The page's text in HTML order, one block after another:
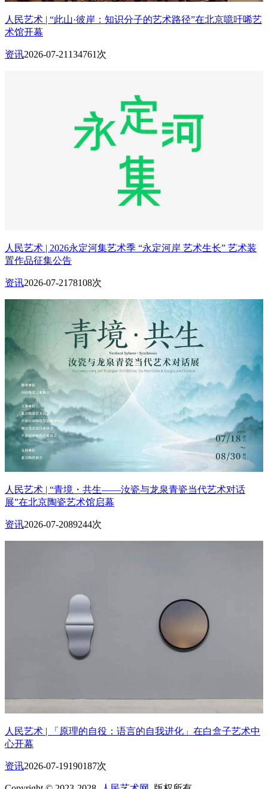
人民艺术 | “此山·彼岸：知识分子的艺术路径”在北京噫吁唏艺
术馆开幕
资讯2026-07-21 134761次
人民艺术 | 2026永定河集艺术季 “永定河岸 艺术生长” 艺术装
置作品征集公告
资讯2026-07-21 78108次
人民艺术 | “青境・共生——汝瓷与龙泉青瓷当代艺术对话
展”在北京陶瓷艺术馆启幕
资讯2026-07-2089244次
人民艺术 | 「原理的自役：语言的自我进化」在白盒子艺术中
心开幕
资讯2026-07-19190187次